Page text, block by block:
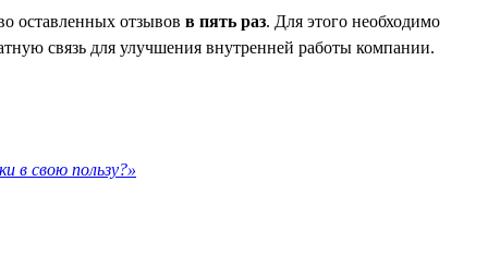
оставленных отзывов в пять раз. Для этого необходимо
связь для улучшения внутренней работы компании.
в свою пользу?»